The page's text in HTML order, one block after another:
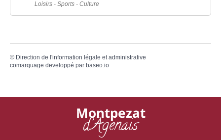
Loisirs - Sports - Culture
© Direction de l'information légale et administrative
comarquage developpé par baseo.io
Montpezat
d'Agenais